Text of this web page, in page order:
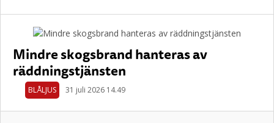
Mindre skogsbrand hanteras av
räddningstjänsten
BLÅLJUS 31 juli 2026 14.49